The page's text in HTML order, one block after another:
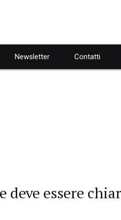
Newsletter Contatti
deve essere